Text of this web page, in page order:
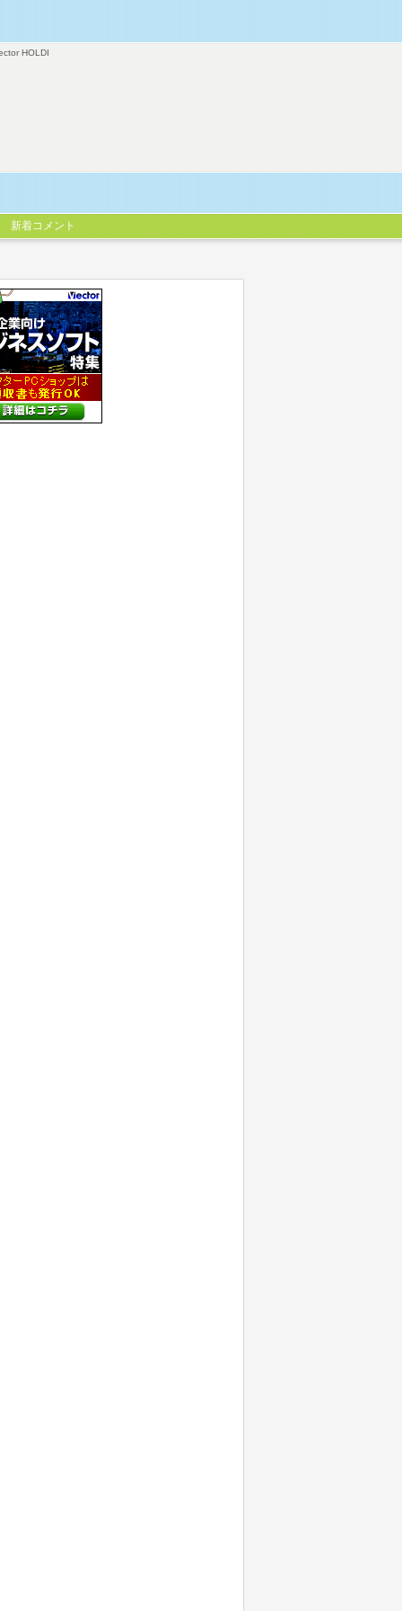
HOLDI
新着コメント